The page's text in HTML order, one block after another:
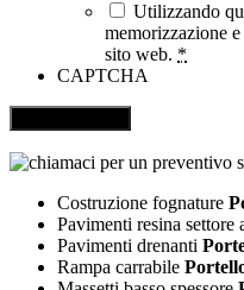
Utilizzando
memorizzazione
sito web. *
CAPTCHA
Costruzione fognature
Pavimenti resina settore
Pavimenti drenanti
Rampa carrabile